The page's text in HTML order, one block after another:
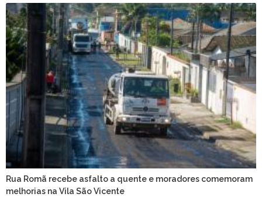
Rua Romã recebe asfalto a quente e moradores comemoram
melhorias na Vila São Vicente